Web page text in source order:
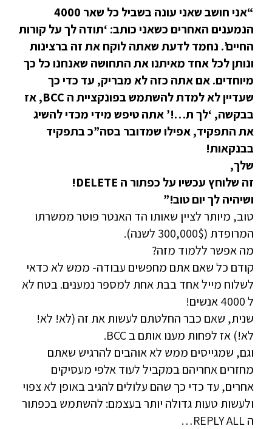
“אני חושב שאני עונה בשביל כל שאר 4000
הנמענים האחרים כשאני כותב: ‘תודה לך על קורות
החיים’. נחמד לדעת שאתה לוקח את זה ברצינות
ונותן לכל אחד מאיתנו את התחושה שאנחנו כל כך
מיוחדים. אם אתה כזה לא מבריק, עד כדי כך
שעדיין לא למדת להשתמש בפונקציית ה BCC, אז
בבקשה, ‘לך ת…!’ אתה טיפש מידי מכדי להשיג
את התפקיד, אפילו שמדובר בסה”כ בתפקיד
בבנקאות!
שלך,
זה שלוחץ עכשיו על כפתור ה DELETE!
ושיהיה לך יום טוב!”
טוב, מיותר לציין שאותו הד האנטר פוטר ממשרתו
המרופדת (300,000$ לשנה).
מה אפשר ללמוד מזה?
קודם כל שאם אתם מחפשים עבודה- ממש לא כדאי
לשלוח מייל אחד בבת אחת למספר נמענים. בטח לא
ל 4000 אנשים!
שנית, שאם כבר החלטתם לעשות את זה (לא! לא!
לא!) אז לפחות מענו אותם ב BCC.
וגם, שמגייסים ממש לא אוהבים להרגיש שאתם
מחזרים אחריהם במקביל לעוד אלפי מעסיקים
אחרים, עד כדי כך שהם עלולים להגיב באופן לא צפוי
ולעשות טעות גדולה יותר בעצמם: להשתמש בכפתור
ה REPLY ALL…